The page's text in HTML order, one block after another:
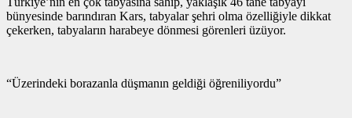
bünyesinde barındıran Kars, tabyalar şehri olma özelliğiyle dikkat
çekerken, tabyaların harabeye dönmesi görenleri üzüyor.
“Üzerindeki borazanla düşmanın geldiği öğreniliyordu”